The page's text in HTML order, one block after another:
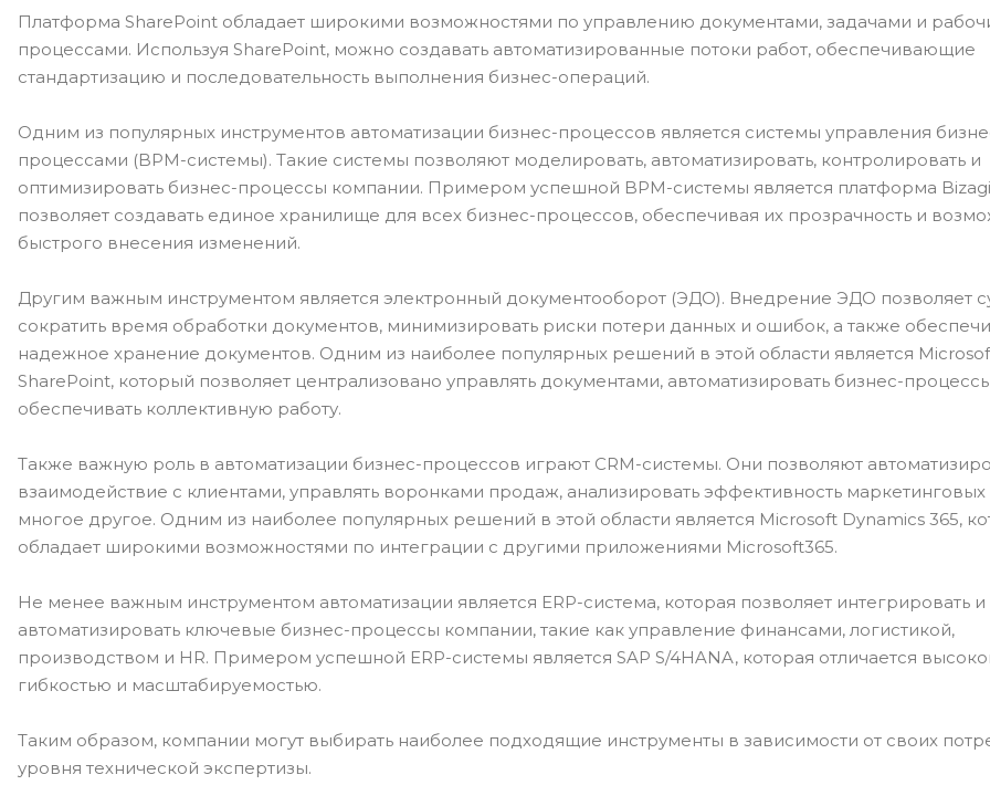
Платформа SharePoint обладает широкими возможностями по управлению документами, задачами и
процессами. Используя SharePoint, можно создавать автоматизированные потоки работ, обеспечивающие
стандартизацию и последовательность выполнения бизнес-операций.
Одним из популярных инструментов автоматизации бизнес-процессов является системы управления
процессами (BPM-системы). Такие системы позволяют моделировать, автоматизировать, контролировать и
оптимизировать бизнес-процессы компании. Примером успешной BPM-системы является платформа
позволяет создавать единое хранилище для всех бизнес-процессов, обеспечивая их прозрачность и
быстрого внесения изменений.
Другим важным инструментом является электронный документооборот (ЭДО). Внедрение ЭДО позволяет
сократить время обработки документов, минимизировать риски потери данных и ошибок, а также
надежное хранение документов. Одним из наиболее популярных решений в этой области является
SharePoint, который позволяет централизовано управлять документами, автоматизировать бизнес-
обеспечивать коллективную работу.
Также важную роль в автоматизации бизнес-процессов играют CRM-системы. Они позволяют
взаимодействие с клиентами, управлять воронками продаж, анализировать эффективность
многое другое. Одним из наиболее популярных решений в этой области является Microsoft Dynamics 365,
обладает широкими возможностями по интеграции с другими приложениями Microsoft365.
Не менее важным инструментом автоматизации является ERP-система, которая позволяет интегрировать и
автоматизировать ключевые бизнес-процессы компании, такие как управление финансами, логистикой,
производством и HR. Примером успешной ERP-системы является SAP S/4HANA, которая отличается
гибкостью и масштабируемостью.
Таким образом, компании могут выбирать наиболее подходящие инструменты в зависимости от своих
уровня технической экспертизы.